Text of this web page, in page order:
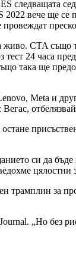
следващата
вече ще
провеждат
живо. CTA
24 часа
така ще
Meta и
си да
цялостни
трамплин за
„Но без